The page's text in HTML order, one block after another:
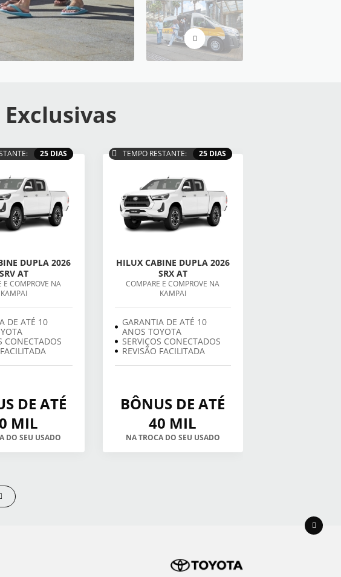
25 DIAS
DUPLA 2026
SRV AT
E COMPROVE NA
KAMPAI
DE ATÉ 10
CONECTADOS
DE ATÉ
MIL
DO SEU USADO
TEMPO RESTANTE: 25 DIAS
HILUX CABINE DUPLA 2026
SRX AT
COMPARE E COMPROVE NA
KAMPAI
GARANTIA DE ATÉ 10
ANOS TOYOTA
SERVIÇOS CONECTADOS
REVISÃO FACILITADA
BÔNUS DE ATÉ
40 MIL
NA TROCA DO SEU USADO